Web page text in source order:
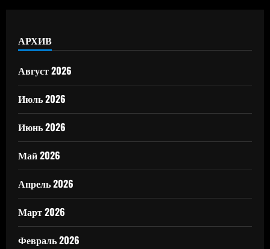
АРХИВ
Август 2026
Июль 2026
Июнь 2026
Май 2026
Апрель 2026
Март 2026
Февраль 2026